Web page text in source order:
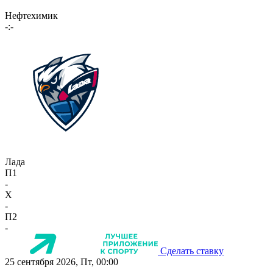
Нефтехимик
-:-
Лада
П1
-
X
-
П2
-
Сделать ставку
25 сентября 2026, Пт, 00:00